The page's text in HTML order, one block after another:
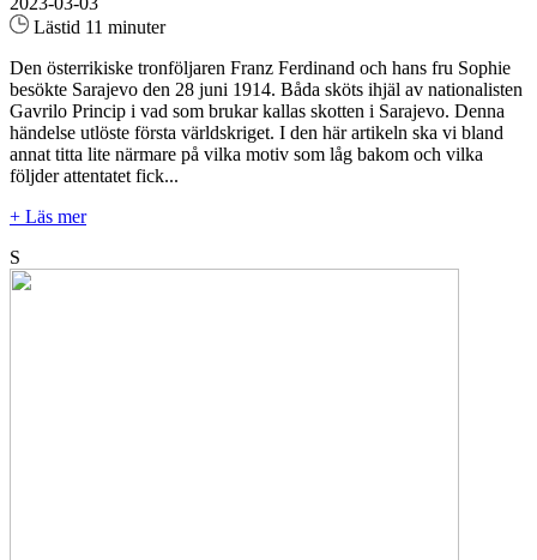
Lästid 11 minuter
Den österrikiske tronföljaren Franz Ferdinand och hans fru Sophie
besökte Sarajevo den 28 juni 1914. Båda sköts ihjäl av nationalisten
Gavrilo Princip i vad som brukar kallas skotten i Sarajevo. Denna
händelse utlöste första världskriget. I den här artikeln ska vi bland
annat titta lite närmare på vilka motiv som låg bakom och vilka
följder attentatet fick...
+ Läs mer
S